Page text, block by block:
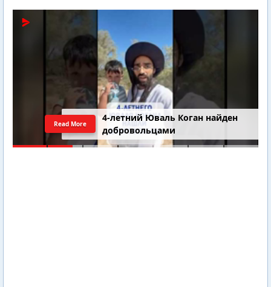
4-летний Юваль Коган найден
добровольцами
Read More